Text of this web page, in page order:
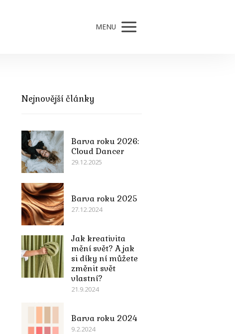
MENU
Nejnovější články
Barva roku 2026:
Cloud Dancer
29.12.2025
Barva roku 2025
27.12.2024
Jak kreativita
mění svět? A jak
si díky ní můžete
změnit svět
vlastní?
21.9.2024
Barva roku 2024
9.2.2024